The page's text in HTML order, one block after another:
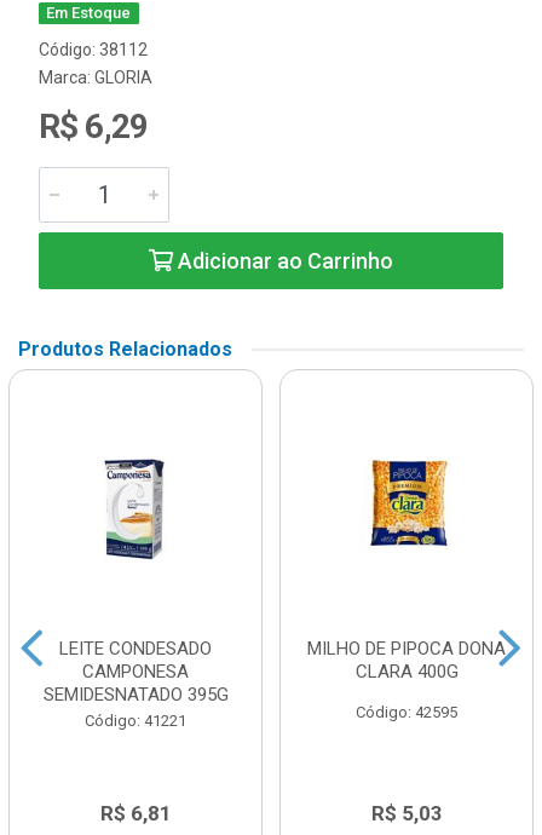
Em Estoque
Código: 38112
Marca: GLORIA
R$ 6,29
Adicionar ao Carrinho
Produtos Relacionados
LEITE CONDESADO
CAMPONESA
SEMIDESNATADO 395G
Código: 41221
R$ 6,81
MILHO DE PIPOCA DONA
CLARA 400G
Código: 42595
R$ 5,03